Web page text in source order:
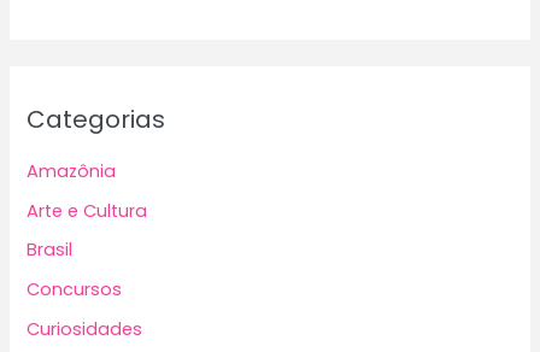
Categorias
Amazônia
Arte e Cultura
Brasil
Concursos
Curiosidades